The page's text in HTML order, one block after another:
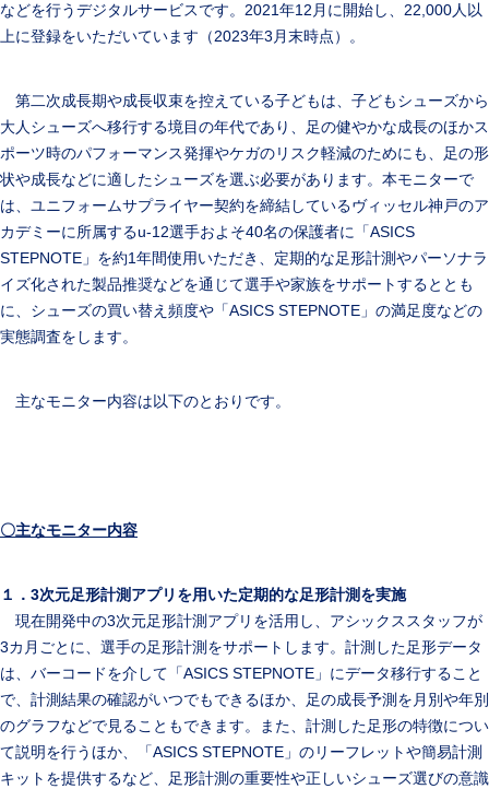
などを行うデジタルサービスです。2021年12月に開始し、22,000人以
上に登録をいただいています（2023年3月末時点）。
第二次成長期や成長収束を控えている子どもは、子どもシューズから
大人シューズへ移行する境目の年代であり、足の健やかな成長のほかス
ポーツ時のパフォーマンス発揮やケガのリスク軽減のためにも、足の形
状や成長などに適したシューズを選ぶ必要があります。本モニターで
は、ユニフォームサプライヤー契約を締結しているヴィッセル神戸のア
カデミーに所属するu-12選手およそ40名の保護者に「ASICS
STEPNOTE」を約1年間使用いただき、定期的な足形計測やパーソナラ
イズ化された製品推奨などを通じて選手や家族をサポートするととも
に、シューズの買い替え頻度や「ASICS STEPNOTE」の満足度などの
実態調査をします。
主なモニター内容は以下のとおりです。
〇主なモニター内容
１．3次元足形計測アプリを用いた定期的な足形計測を実施
現在開発中の3次元足形計測アプリを活用し、アシックススタッフが
3カ月ごとに、選手の足形計測をサポートします。計測した足形データ
は、バーコードを介して「ASICS STEPNOTE」にデータ移行すること
で、計測結果の確認がいつでもできるほか、足の成長予測を月別や年別
のグラフなどで見ることもできます。また、計測した足形の特徴につい
て説明を行うほか、「ASICS STEPNOTE」のリーフレットや簡易計測
キットを提供するなど、足形計測の重要性や正しいシューズ選びの意識